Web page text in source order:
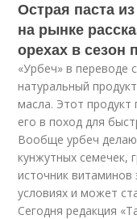
Острая паста
на рынке
орехах в сезон
«Урбеч» в переводе
натуральный
масла. Этот продукт
его в поход для
Вообще урбеч
кунжутных семечек,
источник
условиях и может
Сегодня редакция